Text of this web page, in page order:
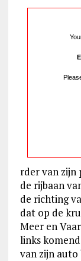
rder van zijn
de rijbaan
de richting
dat op de
Meer en
links
van zijn